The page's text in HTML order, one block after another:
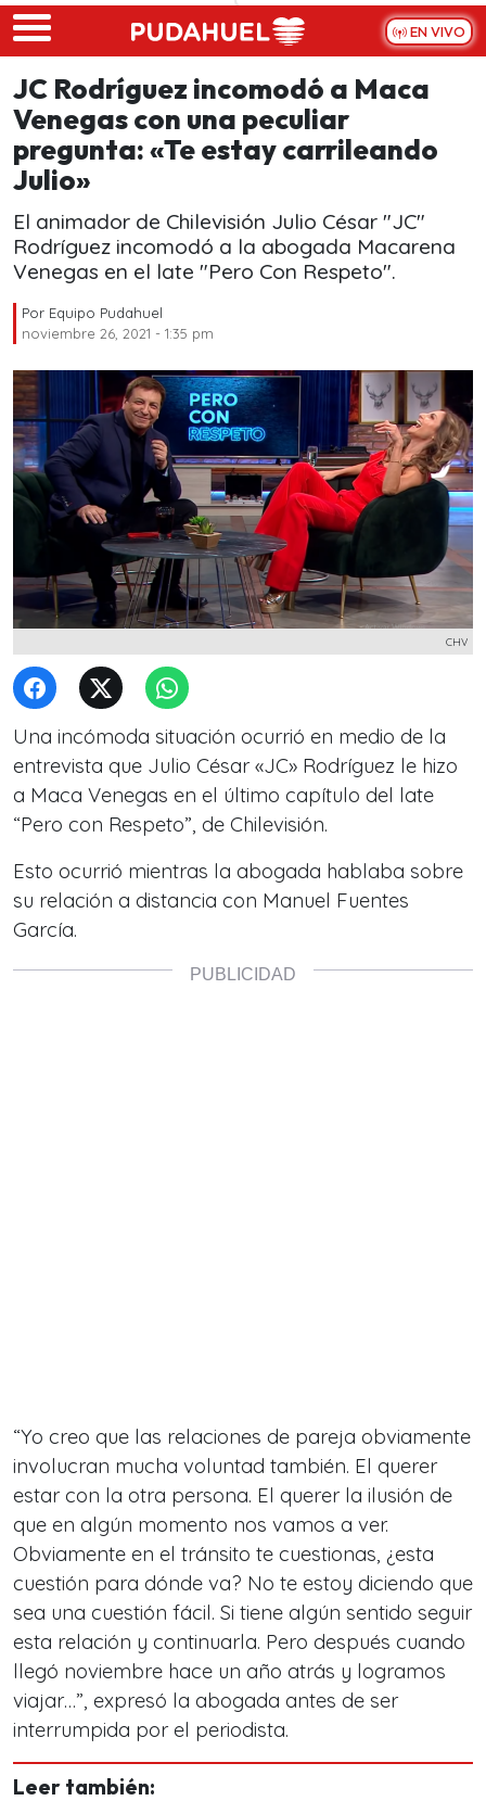
Skip to main content
EN VIVO
JC Rodríguez incomodó a Maca
Venegas con una peculiar
pregunta: «Te estay carrileando
Julio»
El animador de Chilevisión Julio César "JC"
Rodríguez incomodó a la abogada Macarena
Venegas en el late "Pero Con Respeto".
Por Equipo Pudahuel
noviembre 26, 2021 - 1:35 pm
CHV
Una incómoda situación ocurrió en medio de la
entrevista que Julio César «JC» Rodríguez le hizo
a Maca Venegas en el último capítulo del late
“Pero con Respeto”, de Chilevisión.
Esto ocurrió mientras la abogada hablaba sobre
su relación a distancia con Manuel Fuentes
García.
“Yo creo que las relaciones de pareja obviamente
involucran mucha voluntad también. El querer
estar con la otra persona. El querer la ilusión de
que en algún momento nos vamos a ver.
Obviamente en el tránsito te cuestionas, ¿esta
cuestión para dónde va? No te estoy diciendo que
sea una cuestión fácil. Si tiene algún sentido seguir
esta relación y continuarla. Pero después cuando
llegó noviembre hace un año atrás y logramos
viajar…”, expresó la abogada antes de ser
interrumpida por el periodista.
Leer también: